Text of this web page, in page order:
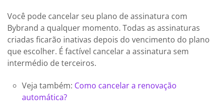
Você pode cancelar seu plano de assinatura com
Bybrand a qualquer momento. Todas as assinaturas
criadas ficarão inativas depois do vencimento do plano
que escolher. É factível cancelar a assinatura sem
intermédio de terceiros.
Veja também: Como cancelar a renovação
automática?